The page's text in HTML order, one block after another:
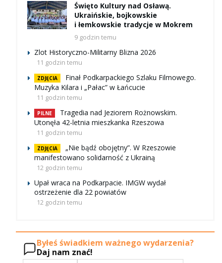
Święto Kultury nad Osławą.
Ukraińskie, bojkowskie
i łemkowskie tradycje w Mokrem
9 godzin temu
Zlot Historyczno-Militarny Blizna 2026
11 godzin temu
ZDJĘCIA
Finał Podkarpackiego Szlaku Filmowego.
Muzyka Kilara i „Pałac” w Łańcucie
11 godzin temu
PILNE
Tragedia nad Jeziorem Rożnowskim.
Utonęła 42-letnia mieszkanka Rzeszowa
11 godzin temu
ZDJĘCIA
„Nie bądź obojętny”. W Rzeszowie
manifestowano solidarność z Ukrainą
12 godzin temu
Upał wraca na Podkarpacie. IMGW wydał
ostrzeżenie dla 22 powiatów
12 godzin temu
Byłeś świadkiem ważnego wydarzenia?
Daj nam znać!